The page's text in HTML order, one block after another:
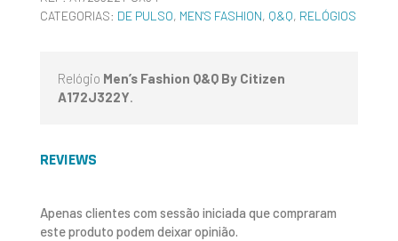
CATEGORIAS: DE PULSO, MEN'S FASHION, Q&Q, RELÓGIOS
Relógio Men’s Fashion Q&Q By Citizen
A172J322Y.
REVIEWS
Apenas clientes com sessão iniciada que compraram
este produto podem deixar opinião.